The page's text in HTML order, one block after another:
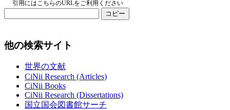
引用にはこちらのURLをご利用ください
コピー
他の検索サイト
世界の文献
CiNii Research (Articles)
CiNii Books
CiNii Research (Dissertations)
国立国会図書館サーチ